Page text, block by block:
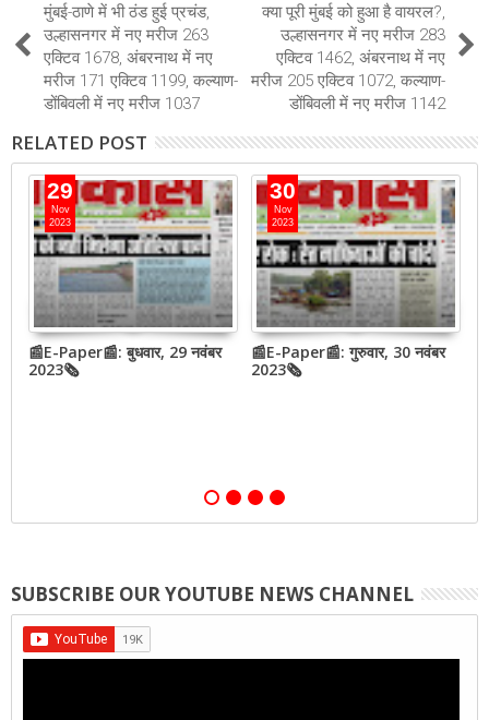
मुंबई-ठाणे में भी ठंड हुई प्रचंड,
उल्हासनगर में नए मरीज 263
एक्टिव 1678, अंबरनाथ में नए
मरीज 171 एक्टिव 1199, कल्याण-
डोंबिवली में नए मरीज 1037
क्या पूरी मुंबई को हुआ है वायरल?,
उल्हासनगर में नए मरीज 283
एक्टिव 1462, अंबरनाथ में नए
मरीज 205 एक्टिव 1072, कल्याण-
डोंबिवली में नए मरीज 1142
RELATED POST
29
Nov
2023
📰E-Paper📰: बुधवार, 29 नवंबर
2023🗞
30
Nov
2023
📰E-Paper📰: गुरुवार, 30 नवंबर
2023🗞
SUBSCRIBE OUR YOUTUBE NEWS CHANNEL